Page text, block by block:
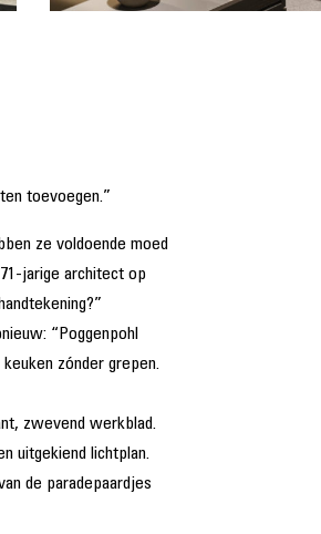
toevoegen.”
ze voldoende moed
jarige architect op
“Poggenpohl
zónder grepen.
zwevend werkblad.
uitgekiend lichtplan.
de paradepaardjes